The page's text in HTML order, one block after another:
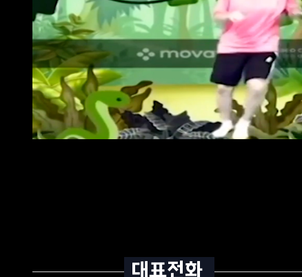
제6조(처리하는 개인정보 항목)
회사는 다음의 개인정보 항목을 처리하고 있습니다.
1. 홈페이지 회원 가입 및 관리
필수항목 : <예) 성명, 생년월일, 아이디, 비밀번호, 주소, 전화번호, 성
선택항목 : <예) 결혼 여부, 관심 분야>
2. 재화 또는 서비스 제공
① 회사는 개인정보 보유 기간의 경과, 처리목적 달성 등 개인정보가
회사는 파기 사유가 발생한 개인정보를 선정하고, 회사의 개인정보 보
대표전화